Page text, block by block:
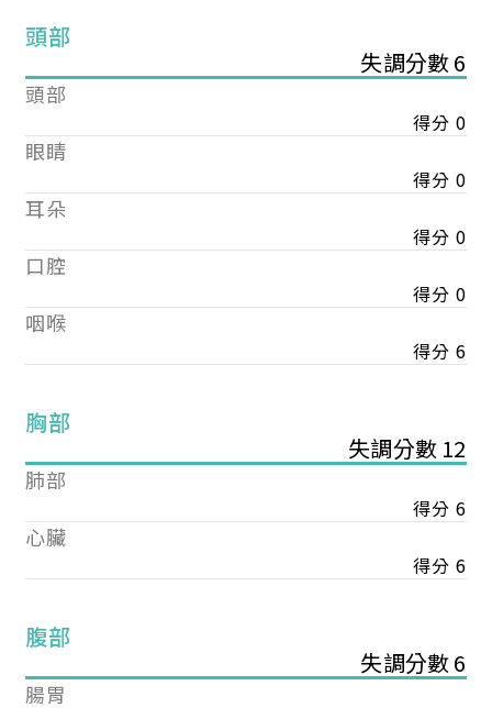
頭部
失調分數 6
頭部
得分 0
眼睛
得分 0
耳朵
得分 0
口腔
得分 0
咽喉
得分 6
胸部
失調分數 12
肺部
得分 6
心臟
得分 6
腹部
失調分數 6
腸胃